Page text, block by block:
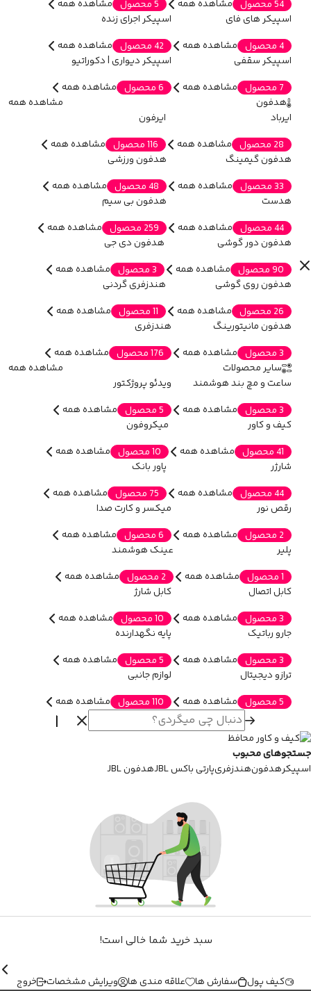
54 محصول مشاهده همه 5 محصول
مشاهده همه
اسپیکر های فای
4 محصول
مشاهده همه
اسپیکر اجرای زنده
42 محصول
مشاهده همه
اسپیکر سقفی
7 محصول
مشاهده همه
اسپیکر دیواری | دکوراتیو
6 محصول
مشاهده همه
هدفون
مشاهده همه
ایرباد
28 محصول
مشاهده همه
ایرفون
116 محصول
مشاهده همه
هدفون گیمینگ
33 محصول
مشاهده همه
هدفون ورزشی
48 محصول
مشاهده همه
هدست
44 محصول
مشاهده همه
هدفون بی سیم
259 محصول
مشاهده همه
هدفون دور گوشی
90 محصول
مشاهده همه
هدفون دی جی
3 محصول
مشاهده همه
هدفون روی گوشی
26 محصول
مشاهده همه
هندزفری گردنی
11 محصول
مشاهده همه
هدفون مانیتورینگ
3 محصول
مشاهده همه
هندزفری
176 محصول
مشاهده همه
سایر محصولات
مشاهده همه
ساعت و مچ بند هوشمند
3 محصول
مشاهده همه
ویدئو پروژکتور
5 محصول
مشاهده همه
کیف و کاور
41 محصول
مشاهده همه
میکروفون
10 محصول
مشاهده همه
شارژر
44 محصول
مشاهده همه
پاور بانک
75 محصول
مشاهده همه
رقص نور
2 محصول
مشاهده همه
میکسر و کارت صدا
6 محصول
مشاهده همه
پلیر
1 محصول
مشاهده همه
عینک هوشمند
2 محصول
مشاهده همه
کابل اتصال
3 محصول
مشاهده همه
کابل شارژ
10 محصول
مشاهده همه
جارو رباتیک
3 محصول
مشاهده همه
پایه نگهدارنده
5 محصول
مشاهده همه
ترازو دیجیتال
5 محصول
مشاهده همه
لوازم جانبی
110 محصول
مشاهده همه
جستجوهای محبوب
اسپیکرهدفونهندزفریپارتی باکس JBL هدفون JBL
سبد خرید شما خالی است!
کیف پول سفارش ها علاقه مندی ها ویرایش مشخصات خروج